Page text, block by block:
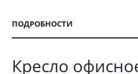
ПОДРОБНОСТИ
Кресло